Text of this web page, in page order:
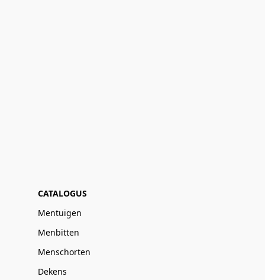
CATALOGUS
Mentuigen
Menbitten
Menschorten
Dekens